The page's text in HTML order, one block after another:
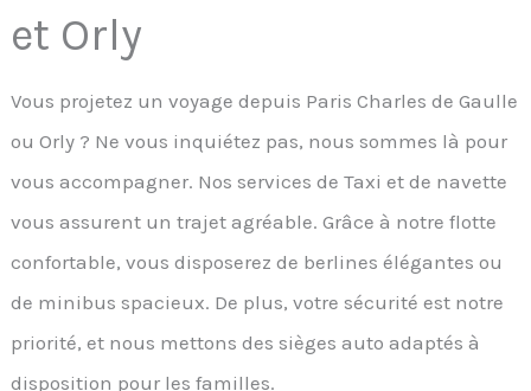
et Orly
Vous projetez un voyage depuis Paris Charles de Gaulle
ou Orly ? Ne vous inquiétez pas, nous sommes là pour
vous accompagner. Nos services de Taxi et de navette
vous assurent un trajet agréable. Grâce à notre flotte
confortable, vous disposerez de berlines élégantes ou
de minibus spacieux. De plus, votre sécurité est notre
priorité, et nous mettons des sièges auto adaptés à
disposition pour les familles.